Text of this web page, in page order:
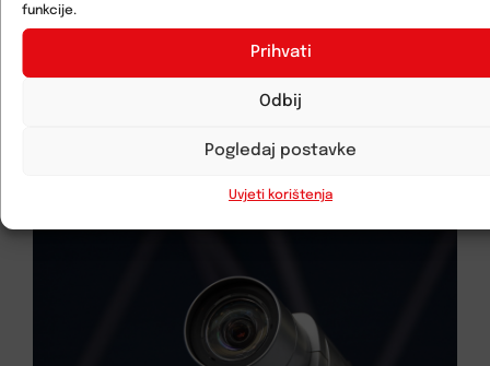
funkcije.
Prihvati
Odbij
Pogledaj postavke
Uvjeti korištenja